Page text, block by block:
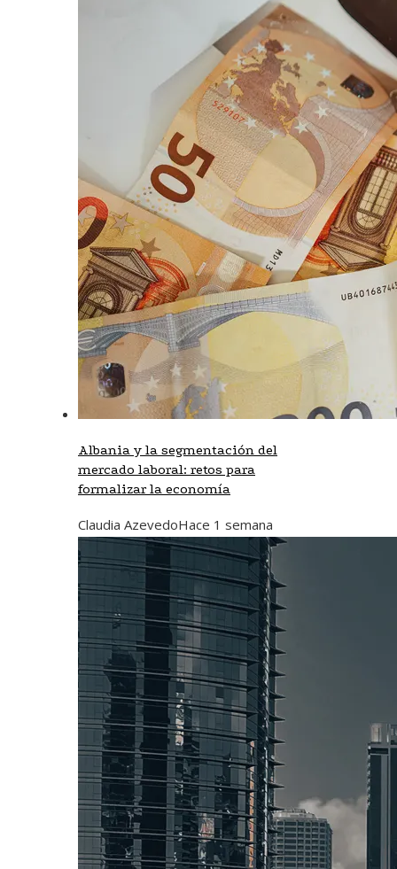
Albania y la segmentación del
mercado laboral: retos para
formalizar la economía
Claudia AzevedoHace 1 semana